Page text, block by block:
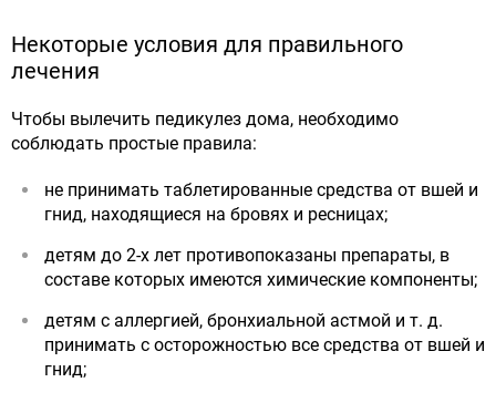
Некоторые условия для правильного
лечения
Чтобы вылечить педикулез дома, необходимо
соблюдать простые правила:
не принимать таблетированные средства от вшей и
гнид, находящиеся на бровях и ресницах;
детям до 2-х лет противопоказаны препараты, в
составе которых имеются химические компоненты;
детям с аллергией, бронхиальной астмой и т. д.
принимать с осторожностью все средства от вшей и
гнид;